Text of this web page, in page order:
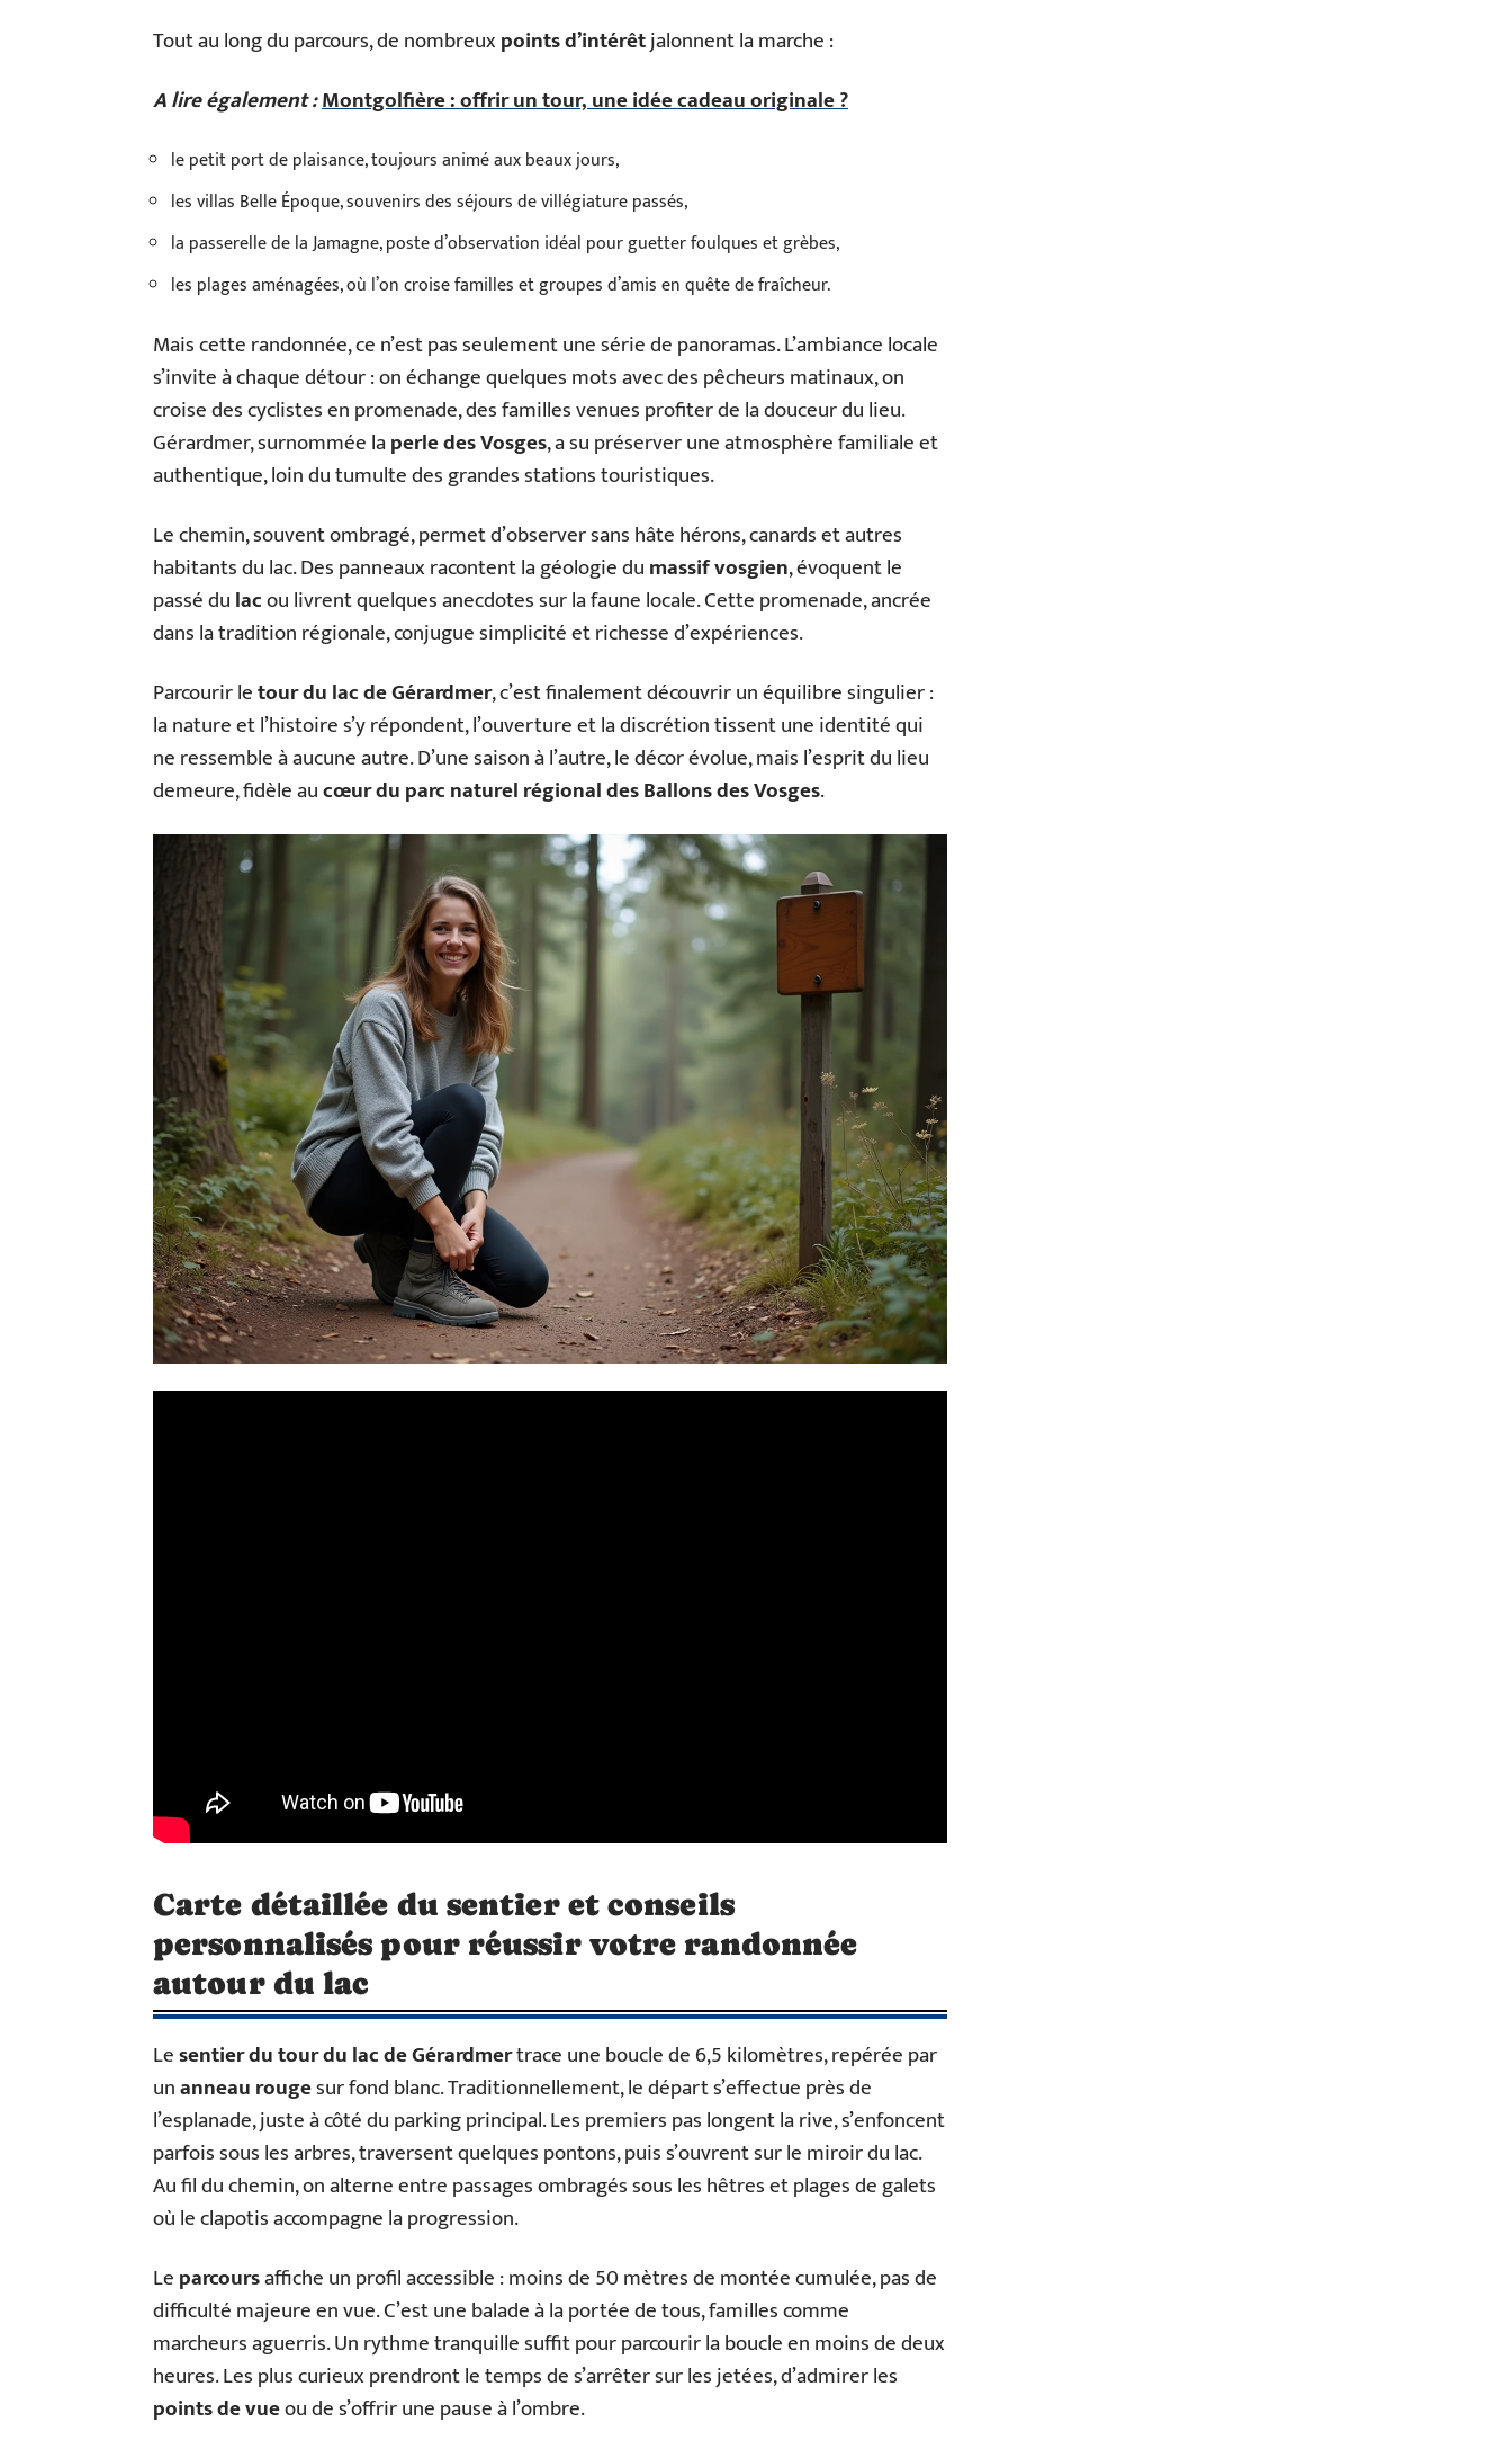
Tout au long du parcours, de nombreuxpoints d’intérêtjalonnent la marche :
A lire également :Montgolfière : offrir un tour, une idée cadeau originale ?
le petit port de plaisance, toujours animé aux beaux jours,
les villas Belle Époque, souvenirs des séjours de villégiature passés,
la passerelle de la Jamagne, poste d’observation idéal pour guetter foulques et grèbes,
les plages aménagées, où l’on croise familles et groupes d’amis en quête de fraîcheur.
Mais cette randonnée, ce n’est pas seulement une série de panoramas. L’ambiance locale
s’invite à chaque détour : on échange quelques mots avec des pêcheurs matinaux, on
croise des cyclistes en promenade, des familles venues profiter de la douceur du lieu.
Gérardmer, surnommée laperle des Vosges, a su préserver une atmosphère familiale et
authentique, loin du tumulte des grandes stations touristiques.
Le chemin, souvent ombragé, permet d’observer sans hâte hérons, canards et autres
habitants du lac. Des panneaux racontent la géologie dumassif vosgien, évoquent le
passé dulacou livrent quelques anecdotes sur la faune locale. Cette promenade, ancrée
dans la tradition régionale, conjugue simplicité et richesse d’expériences.
Parcourir letour du lac de Gérardmer, c’est finalement découvrir un équilibre singulier :
la nature et l’histoire s’y répondent, l’ouverture et la discrétion tissent une identité qui
ne ressemble à aucune autre. D’une saison à l’autre, le décor évolue, mais l’esprit du lieu
demeure, fidèle aucœur du parc naturel régional des Ballons des Vosges.
Carte détaillée du sentier et conseils
personnalisés pour réussir votre randonnée
autour du lac
Lesentier du tour du lac de Gérardmertrace une boucle de 6,5 kilomètres, repérée par
unanneau rougesur fond blanc. Traditionnellement, le départ s’effectue près de
l’esplanade, juste à côté du parking principal. Les premiers pas longent la rive, s’enfoncent
parfois sous les arbres, traversent quelques pontons, puis s’ouvrent sur le miroir du lac.
Au fil du chemin, on alterne entre passages ombragés sous les hêtres et plages de galets
où le clapotis accompagne la progression.
Leparcoursaffiche un profil accessible : moins de 50 mètres de montée cumulée, pas de
difficulté majeure en vue. C’est une balade à la portée de tous, familles comme
marcheurs aguerris. Un rythme tranquille suffit pour parcourir la boucle en moins de deux
heures. Les plus curieux prendront le temps de s’arrêter sur les jetées, d’admirer les
points de vueou de s’offrir une pause à l’ombre.